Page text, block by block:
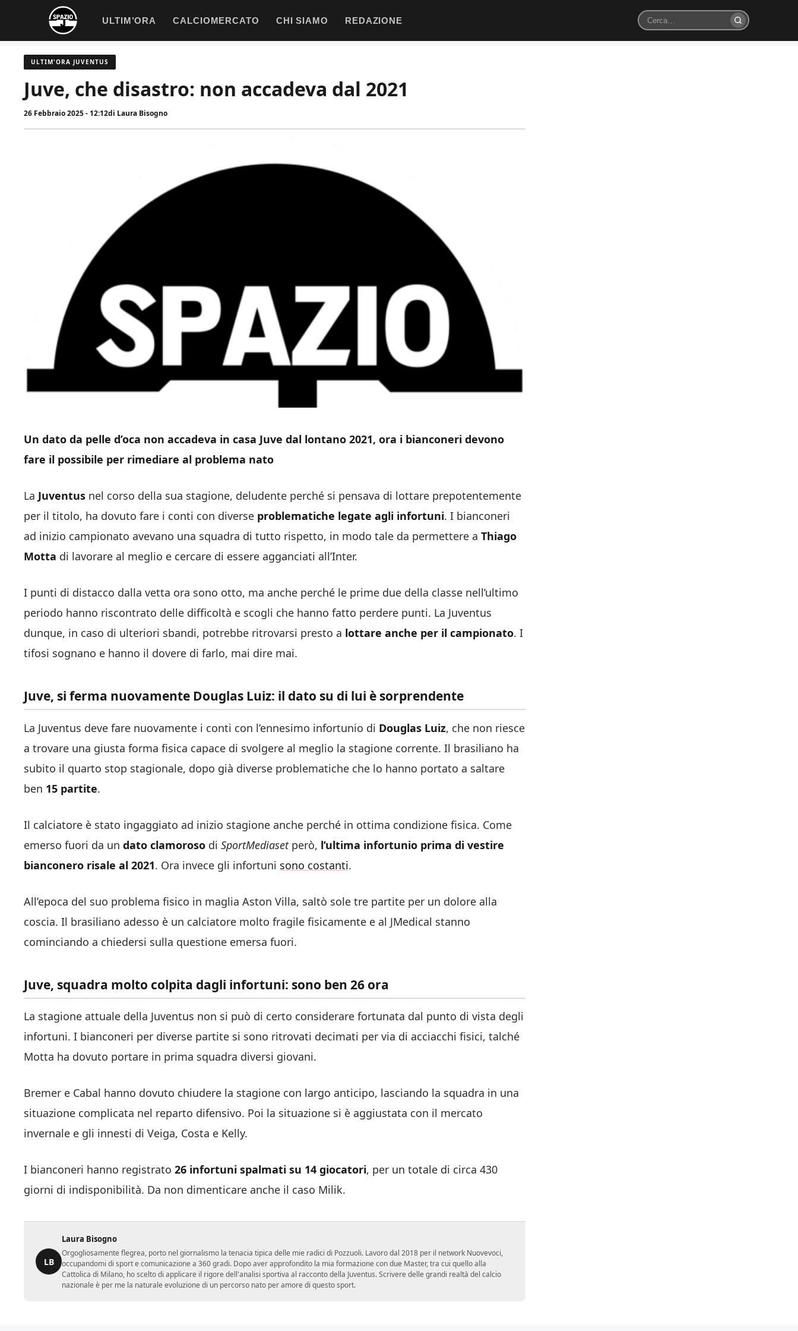
contenuto
ULTIM’ORA CALCIOMERCATO CHI SIAMO REDAZIONE
Cerca
ULTIM'ORA JUVENTUS
Juve, che disastro: non accadeva dal 2021
26 Febbraio 2025 - 12:12di Laura Bisogno
Un dato da pelle d’oca non accadeva in casa Juve dal lontano 2021, ora i bianconeri devono
fare il possibile per rimediare al problema nato
La Juventus nel corso della sua stagione, deludente perché si pensava di lottare prepotentemente
per il titolo, ha dovuto fare i conti con diverse problematiche legate agli infortuni. I bianconeri
ad inizio campionato avevano una squadra di tutto rispetto, in modo tale da permettere a Thiago
Motta di lavorare al meglio e cercare di essere agganciati all’Inter.
I punti di distacco dalla vetta ora sono otto, ma anche perché le prime due della classe nell’ultimo
periodo hanno riscontrato delle difficoltà e scogli che hanno fatto perdere punti. La Juventus
dunque, in caso di ulteriori sbandi, potrebbe ritrovarsi presto a lottare anche per il campionato. I
tifosi sognano e hanno il dovere di farlo, mai dire mai.
Juve, si ferma nuovamente Douglas Luiz: il dato su di lui è sorprendente
La Juventus deve fare nuovamente i conti con l’ennesimo infortunio di Douglas Luiz, che non riesce
a trovare una giusta forma fisica capace di svolgere al meglio la stagione corrente. Il brasiliano ha
subito il quarto stop stagionale, dopo già diverse problematiche che lo hanno portato a saltare
ben 15 partite.
Il calciatore è stato ingaggiato ad inizio stagione anche perché in ottima condizione fisica. Come
emerso fuori da un dato clamoroso di SportMediasetperò, l’ultima infortunio prima di vestire
bianconero risale al 2021. Ora invece gli infortuni sono costanti.
All’epoca del suo problema fisico in maglia Aston Villa, saltò sole tre partite per un dolore alla
coscia. Il brasiliano adesso è un calciatore molto fragile fisicamente e al JMedical stanno
cominciando a chiedersi sulla questione emersa fuori.
Juve, squadra molto colpita dagli infortuni: sono ben 26 ora
La stagione attuale della Juventus non si può di certo considerare fortunata dal punto di vista degli
infortuni. I bianconeri per diverse partite si sono ritrovati decimati per via di acciacchi fisici, talché
Motta ha dovuto portare in prima squadra diversi giovani.
Bremer e Cabal hanno dovuto chiudere la stagione con largo anticipo, lasciando la squadra in una
situazione complicata nel reparto difensivo. Poi la situazione si è aggiustata con il mercato
invernale e gli innesti di Veiga, Costa e Kelly.
I bianconeri hanno registrato 26 infortuni spalmati su 14 giocatori, per un totale di circa 430
giorni di indisponibilità. Da non dimenticare anche il caso Milik.
LB
Laura Bisogno
Orgogliosamente flegrea, porto nel giornalismo la tenacia tipica delle mie radici di Pozzuoli. Lavoro dal 2018 per il network Nuovevoci,
occupandomi di sport e comunicazione a 360 gradi. Dopo aver approfondito la mia formazione con due Master, tra cui quello alla
Cattolica di Milano, ho scelto di applicare il rigore dell'analisi sportiva al racconto della Juventus. Scrivere delle grandi realtà del calcio
nazionale è per me la naturale evoluzione di un percorso nato per amore di questo sport.